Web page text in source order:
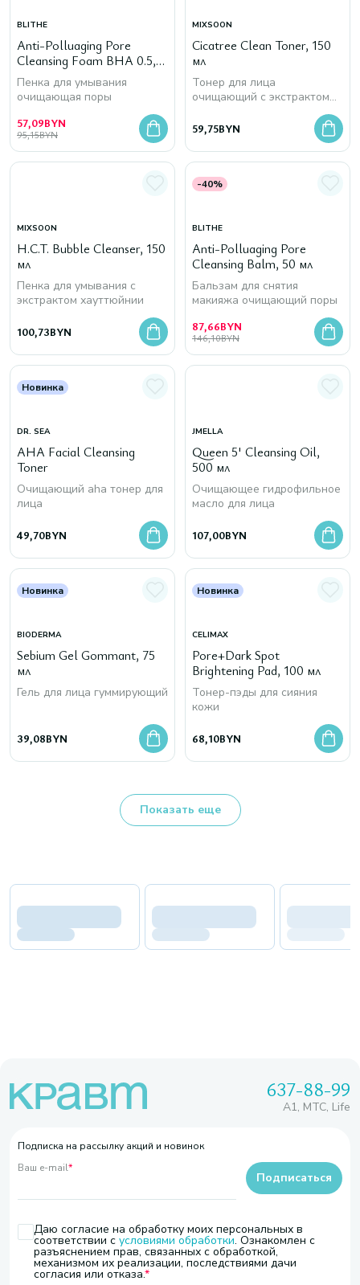
BLITHE
Anti-Polluaging Pore
Cleansing Foam BHA 0.5,
150 мл
Пенка для умывания
очищающая поры
57,09BYN
95,15BYN
MIXSOON
Cicatree Clean Toner, 150
мл
Тонер для лица
очищающий с экстрактом
59,75BYN
MIXSOON
H.C.T. Bubble Cleanser, 150
мл
Пенка для умывания с
экстрактом хауттюйнии
100,73BYN
-40%
BLITHE
Anti-Polluaging Pore
Cleansing Balm, 50 мл
Бальзам для снятия
макияжа очищающий поры
87,66BYN
146,10BYN
Новинка
DR. SEA
AHA Facial Cleansing
Toner
Очищающий aha тонер для
лица
49,70BYN
JMELLA
Queen 5' Cleansing Oil,
500 мл
Очищающее гидрофильное
масло для лица
107,00BYN
Новинка
BIODERMA
Sebium Gel Gommant, 75
мл
Гель для лица гуммирующий
39,08BYN
Новинка
CELIMAX
Pore+Dark Spot
Brightening Pad, 100 мл
Тонер-пэды для сияния
кожи
68,10BYN
Показать еще
637-88-99
A1, МТС, Life
Подписка на рассылку акций и новинок
Ваш e-mail*
Даю согласие на обработку моих персональных в
соответствии с условиями обработки. Ознакомлен с
разъяснением прав, связанных с обработкой,
механизмом их реализации, последствиями дачи
согласия или отказа.
Подписаться